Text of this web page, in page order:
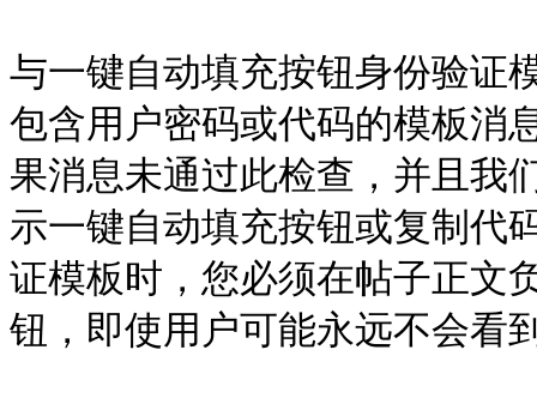
与一键自动填充按钮身份验
包含用户密码或代码的模板消
果消息未通过此检查，并且我
示一键自动填充按钮或复制代
证模板时，您必须在帖子正文
钮，即使用户可能永远不会看